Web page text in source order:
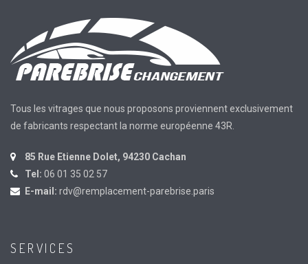
Tous les vitrages que nous proposons proviennent exclusivement
de fabricants respectant la norme européenne 43R.
85 Rue Etienne Dolet, 94230 Cachan
Tel: 06 01 35 02 57
E-mail: rdv@remplacement-parebrise.paris
SERVICES